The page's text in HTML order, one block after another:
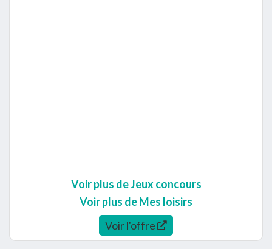
Voir plus de Jeux concours
Voir plus de Mes loisirs
Voir l'offre